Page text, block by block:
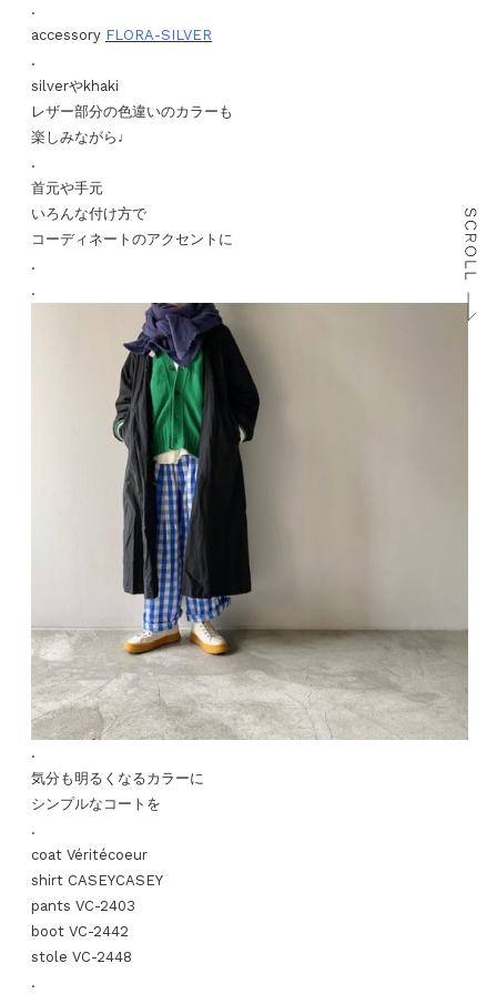
.
accessory FLORA-SILVER
.
silverやkhaki
レザー部分の色違いのカラーも
楽しみながら♩
.
首元や手元
いろんな付け方で
コーディネートのアクセントに
.
.
.
気分も明るくなるカラーに
シンプルなコートを
.
coat Véritécoeur
shirt CASEYCASEY
pants VC-2403
boot VC-2442
stole VC-2448
.